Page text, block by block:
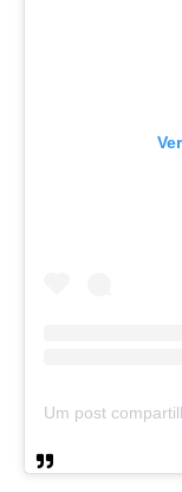
Um post